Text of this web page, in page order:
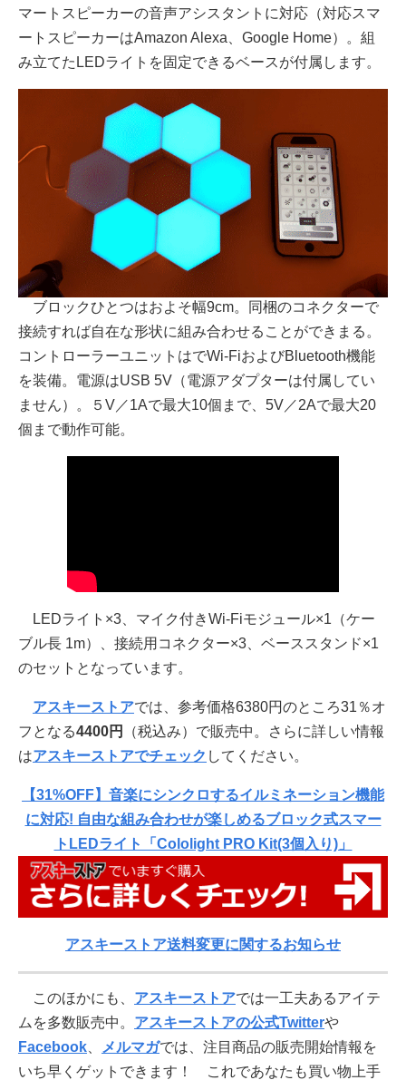
マートスピーカーの音声アシスタントに対応（対応スマ
ートスピーカーはAmazon Alexa、Google Home）。組
み立てたLEDライトを固定できるベースが付属します。
ブロックひとつはおよそ幅9cm。同梱のコネクターで
接続すれば自在な形状に組み合わせることができまる。
コントローラーユニットはでWi-FiおよびBluetooth機能
を装備。電源はUSB 5V（電源アダプターは付属してい
ません）。５V／1Aで最大10個まで、5V／2Aで最大20
個まで動作可能。
LEDライト×3、マイク付きWi-Fiモジュール×1（ケー
ブル長 1m）、接続用コネクター×3、ベーススタンド×1
のセットとなっています。
アスキーストアでは、参考価格6380円のところ31％オ
フとなる4400円
（税込み）で販売中。さらに詳しい情報
はアスキーストアでチェック してください。
【31%OFF】音楽にシンクロするイルミネーション機能
に対応! 自由な組み合わせが楽しめるブロック式スマー
トLEDライト「Cololight PRO Kit(3個入り)」
アスキーストア送料変更に関するお知らせ
このほかにも、 アスキーストアでは一工夫あるアイテ
ムを多数販売中。 アスキーストアの公式Twitterや
Facebook
メルマガでは、注目商品の販売開始情報を
いち早くゲットできます！ これであなたも買い物上手